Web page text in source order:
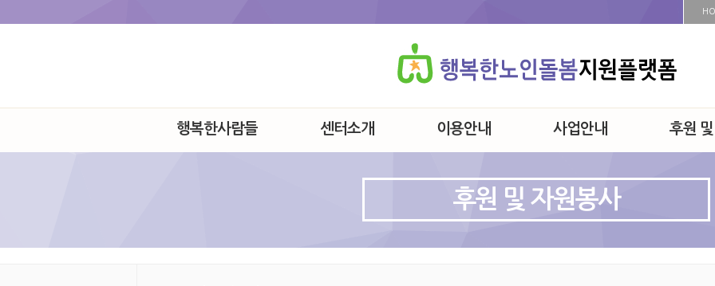
행복한사람들 센터소개 이용안내 사업안내 후원
후원 및 자원봉사